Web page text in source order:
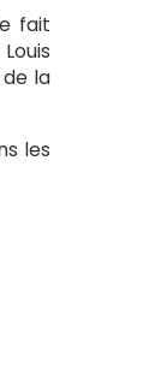
fait
la
les